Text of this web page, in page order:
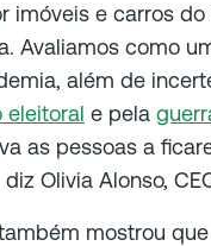
imóveis e carros
Avaliamos como
além de
eleitoral e pela
as pessoas a
Olivia Alonso,
mostrou